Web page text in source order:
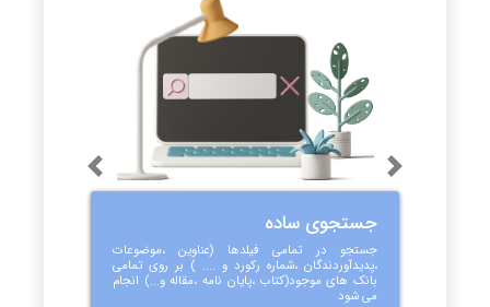
جستجوی ساده
جستجو در تمامی فیلدها (عناوین ،موضوعات
،پدیدآوردندگان ،شماره رکورد و .... ) بر روی تمامی
بانک های موجود(کتاب ،پایان نامه ،مقاله و...) انجام
می شود
Previous Next